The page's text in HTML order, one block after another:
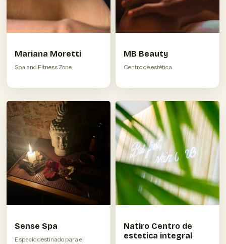
Mariana Moretti
Spa and Fitness Zone
MB Beauty
Centro de estética
Sense Spa
Espacio destinado para el
Natiro Centro de
estetica integral